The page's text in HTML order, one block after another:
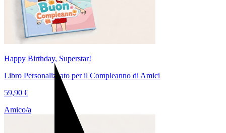
Happy Birthday, Superstar!
Libro Personalizzato per il Compleanno di Amici
59,90 €
Amico/a